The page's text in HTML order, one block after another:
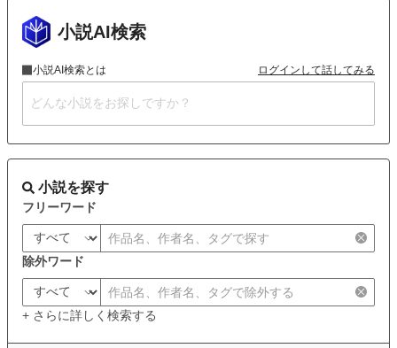
小説AI検索
小説AI検索とは ログインして話してみる
小説を探す
フリーワード
除外ワード
+ さらに詳しく検索する